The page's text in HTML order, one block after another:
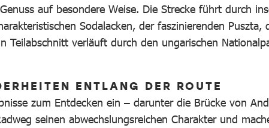
auf besondere Weise. Die Strecke führt durch
Sodalacken, der faszinierenden Puszta,
verläuft durch den ungarischen
ENTLANG DER ROUTE
zum Entdecken ein – darunter die Brücke von
seinen abwechslungsreichen Charakter und